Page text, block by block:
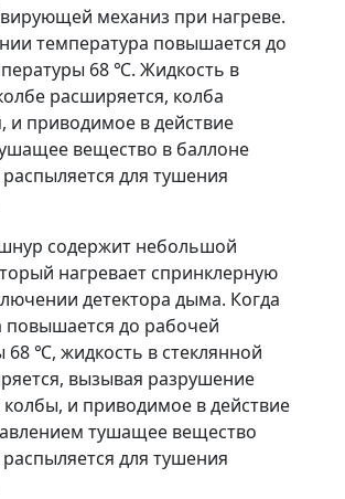
механиз при нагреве.
температура повышается до
68 ℃. Жидкость в
расширяется, колба
и приводимое в действие
вещество в баллоне
для тушения
содержит небольшой
нагревает спринклерную
детектора дыма. Когда
повышается до рабочей
68 ℃, жидкость в стеклянной
вызывая разрушение
колбы, и приводимое в действие
тушащее вещество
для тушения